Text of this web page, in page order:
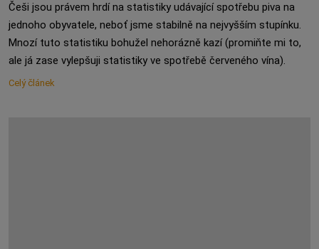
Češi jsou právem hrdí na statistiky udávající spotřebu piva na
jednoho obyvatele, neboť jsme stabilně na nejvyšším stupínku.
Mnozí tuto statistiku bohužel nehorázně kazí (promiňte mi to,
ale já zase vylepšuji statistiky ve spotřebě červeného vína).
Celý článek